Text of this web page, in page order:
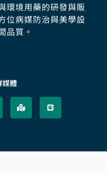
環境用藥的研發與販
位病媒防治與美學設
品質。
媒體
a
p
-
m
e
i
n
e